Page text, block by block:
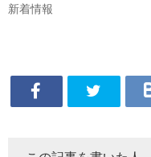
新着情報